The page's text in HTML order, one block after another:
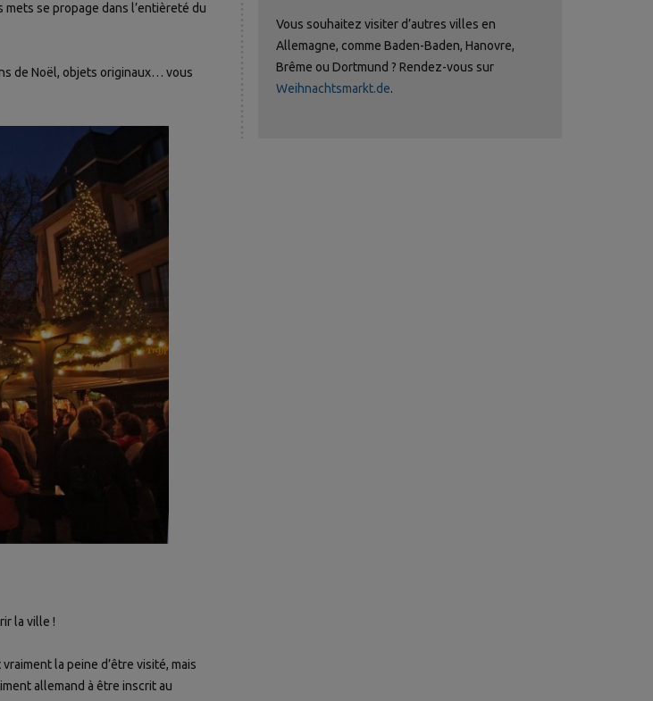
se propage dans l’entièreté du
de Noël, objets originaux… vous
la ville !
la peine d’être visité, mais
allemand à être inscrit au
Vous souhaitez visiter d’autres villes en
Allemagne, comme Baden-Baden, Hanovre,
Brême ou Dortmund ? Rendez-vous sur
Weihnachtsmarkt.de.